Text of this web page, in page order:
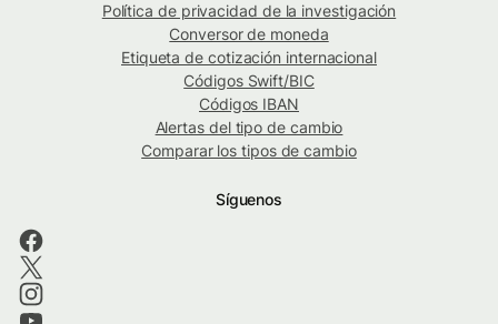
Política de privacidad de la investigación
Conversor de moneda
Etiqueta de cotización internacional
Códigos Swift/BIC
Códigos IBAN
Alertas del tipo de cambio
Comparar los tipos de cambio
Síguenos